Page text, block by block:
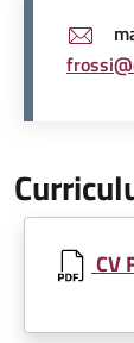
Document
CV